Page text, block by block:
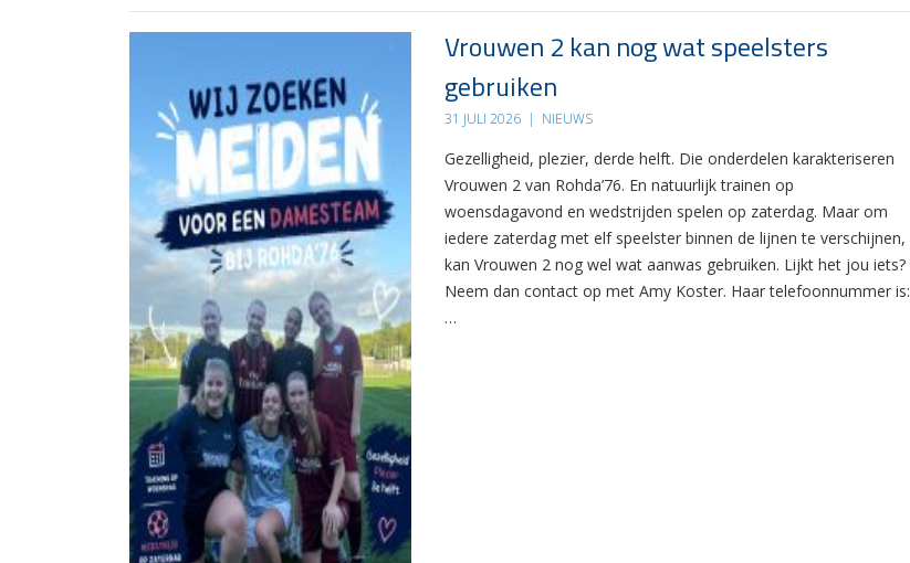
Vrouwen 2 kan nog wat speelsters
gebruiken
31 JULI 2026 | NIEUWS
Gezelligheid, plezier, derde helft. Die onderdelen karakteriseren
Vrouwen 2 van Rohda’76. En natuurlijk trainen op
woensdagavond en wedstrijden spelen op zaterdag. Maar om
iedere zaterdag met elf speelster binnen de lijnen te verschijnen,
kan Vrouwen 2 nog wel wat aanwas gebruiken. Lijkt het jou iets?
Neem dan contact op met Amy Koster. Haar telefoonnummer is:
…